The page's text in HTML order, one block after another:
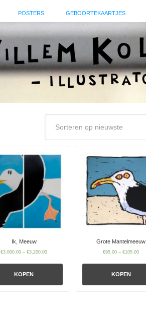
POSTERS GEBOORTEKAARTJES
Ik, Meeuw
€3,000.00 –€3,200.00
KOPEN
Grote Mantelmeeuw
€95.00 –€105.00
KOPEN